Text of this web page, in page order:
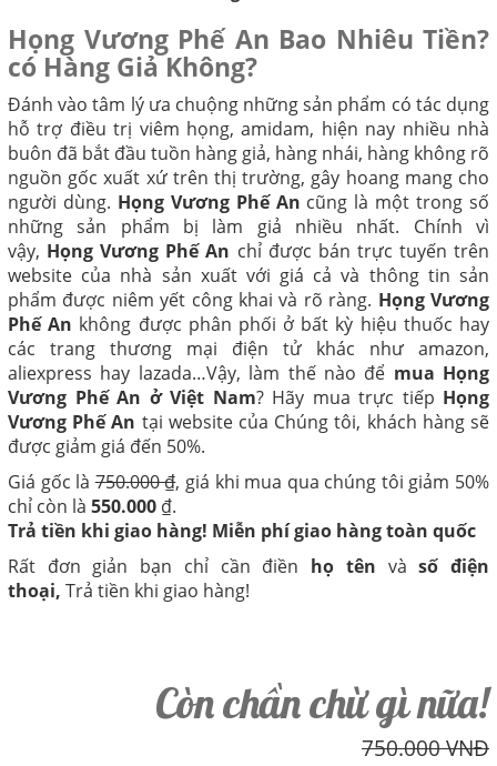
Họng Vương Phế An Bao Nhiêu Tiền?
có Hàng Giả Không?
Đánh vào tâm lý ưa chuộng những sản phẩm có tác dụng
hỗ trợ điều trị viêm họng, amidam, hiện nay nhiều nhà
buôn đã bắt đầu tuồn hàng giả, hàng nhái, hàng không rõ
nguồn gốc xuất xứ trên thị trường, gây hoang mang cho
người dùng. Họng Vương Phế An cũng là một trong số
những sản phẩm bị làm giả nhiều nhất. Chính vì
vậy, Họng Vương Phế An chỉ được bán trực tuyến trên
website của nhà sản xuất với giá cả và thông tin sản
phẩm được niêm yết công khai và rõ ràng. Họng Vương
Phế An không được phân phối ở bất kỳ hiệu thuốc hay
các trang thương mại điện tử khác như amazon,
aliexpress hay lazada…Vậy, làm thế nào để mua Họng
Vương Phế An ở Việt Nam? Hãy mua trực tiếp Họng
Vương Phế An tại website của Chúng tôi, khách hàng sẽ
được giảm giá đến 50%.
Giá gốc là750.000 ₫, giá khi mua qua chúng tôi giảm 50%
chỉ còn là 550.000 ₫.
Trả tiền khi giao hàng! Miễn phí giao hàng toàn quốc
Rất đơn giản bạn chỉ cần điền họ tên vàsố điện
thoại, Trả tiền khi giao hàng!
Còn chần chừ gì nữa!
750.000 VNĐ